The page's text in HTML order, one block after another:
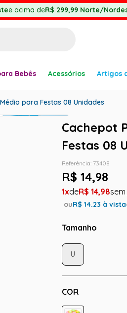
e acima deR$ 299,99 Norte/
Bebês Acessórios Artigos
para Festas 08 Unidades
Cachepot
Festas 08
Referência: 73408
R$ 14,98
1 R$ 14,98
ouR$14.23 à vista
Tamanho
COR
U